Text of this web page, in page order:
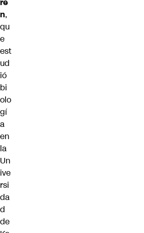
n,
qu
e
est
ud
ió
bi
olo
gí
a
en
la
Un
ive
rsi
da
d
de